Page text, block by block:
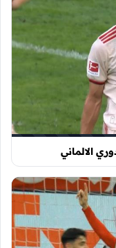
الالماني